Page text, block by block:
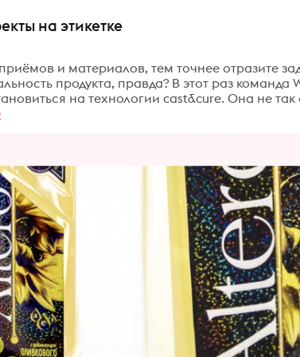
на этикетке
и материалов, тем точнее отразите
продукта, правда? В этот раз команда
на технологии cast&cure. Она не